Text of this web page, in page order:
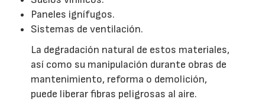
Paneles ignífugos.
Sistemas de ventilación.
La degradación natural de estos materiales,
así como su manipulación durante obras de
mantenimiento, reforma o demolición,
puede liberar fibras peligrosas al aire.